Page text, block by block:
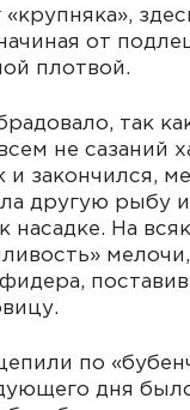
от
плотвой.
так
не сазаний
и закончился,
другую рыбу
насадке. На
поставив
по
дня